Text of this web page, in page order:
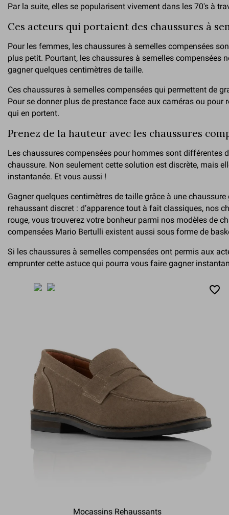
Par la suite, elles se popularisent vivement dans les 70's à
Ces acteurs qui portaient des chaussures à
Pour les femmes, les chaussures à semelles compensées
plus petit. Pourtant, les chaussures à semelles compensées
gagner quelques centimètres de taille.
Ces chaussures à semelles compensées qui permettent de
Pour se donner plus de prestance face aux caméras ou
qui en portent.
Prenez de la hauteur avec les chaussures
Les chaussures compensées pour hommes sont différentes
chaussure. Non seulement cette solution est discrète, mais
instantanée. Et vous aussi !
Gagner quelques centimètres de taille grâce à une
rehaussant discret : d’apparence tout à fait classiques, nos
rouge, vous trouverez votre bonheur parmi nos modèles de
compensées Mario Bertulli existent aussi sous forme de
Si les chaussures à semelles compensées ont permis aux
emprunter cette astuce qui pourra vous faire gagner
favorite_border
Mocassins Rehaussants